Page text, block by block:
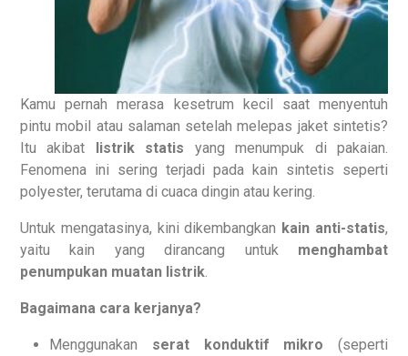
Kamu pernah merasa kesetrum kecil saat menyentuh
pintu mobil atau salaman setelah melepas jaket sintetis?
Itu akibat listrik statis yang menumpuk di pakaian.
Fenomena ini sering terjadi pada kain sintetis seperti
polyester, terutama di cuaca dingin atau kering.
Untuk mengatasinya, kini dikembangkan kain anti-statis,
yaitu kain yang dirancang untuk menghambat
penumpukan muatan listrik.
Bagaimana cara kerjanya?
Menggunakan serat konduktif mikro (seperti